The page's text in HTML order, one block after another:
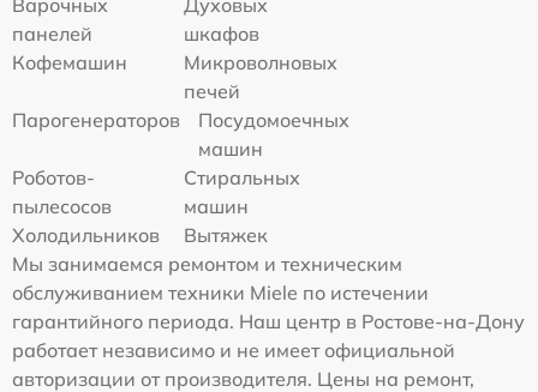
панелей
шкафов
Кофемашин
Микроволновых
печей
Парогенераторов
Посудомоечных
машин
Роботов-
пылесосов
Стиральных
машин
Холодильников
Вытяжек
Мы занимаемся ремонтом и техническим
обслуживанием техники Miele по истечении
гарантийного периода. Наш центр в Ростове-на-Дону
работает независимо и не имеет официальной
авторизации от производителя. Цены на ремонт,